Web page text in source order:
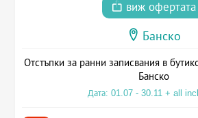
виж офертата
Банско
Отстъпки за ранни записвания в
Банско
Дата: 01.07 - 30.11 + all